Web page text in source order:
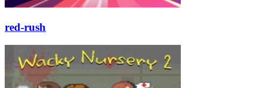
red-rush